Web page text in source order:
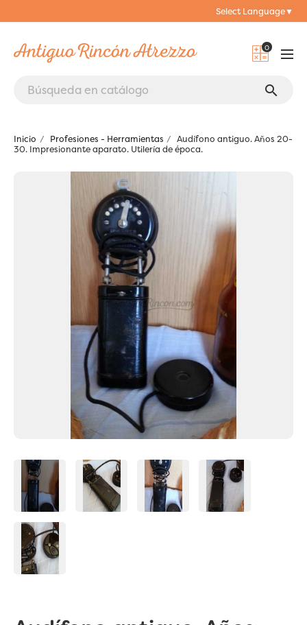
Select Language▼
0
search
Inicio Profesiones - Herramientas
Audífono antiguo. Años 20-
30. Impresionante aparato. Utilería de época.